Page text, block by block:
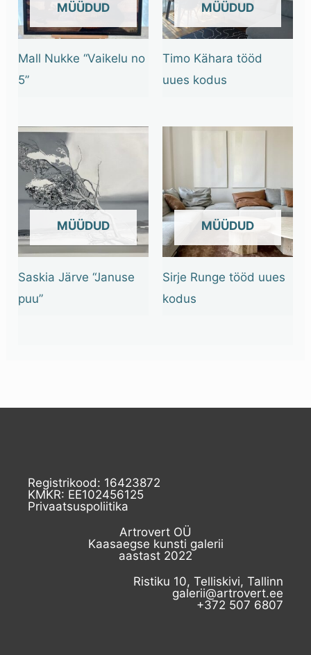
OUT OF STOCK
Mall Nukke “Vaikelu no
5”
OUT OF STOCK
Timo Kähara tööd
uues kodus
OUT OF STOCK
Saskia Järve “Januse
puu”
OUT OF STOCK
Sirje Runge tööd uues
kodus
Registrikood: 16423872
KMKR: EE102456125
Privaatsuspoliitika
Artrovert OÜ
Kaasaegse kunsti galerii
aastast 2022
Ristiku 10, Telliskivi, Tallinn
galerii@artrovert.ee
+372 507 6807​